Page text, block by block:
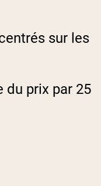
sur les
du prix par 25